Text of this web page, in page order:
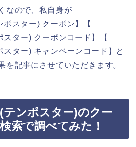
なので、私自身が
ポスター) クーポン】【
ター) クーポンコード】【
ター) キャンペーンコード】と
を記事にさせていただきます。
テンポスター)のクー
索で調べてみた！